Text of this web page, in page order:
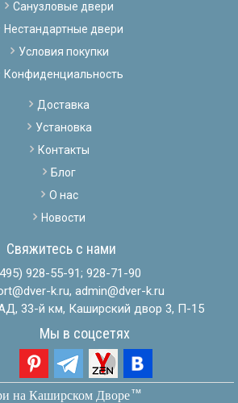
Санузловые двери
Нестандартные двери
Условия покупки
Конфиденциальность
Доставка
Установка
Контакты
Блог
О нас
Новости
Свяжитесь с нами
928-55-91; 928-71-90
k.ru, admin@dver-k.ru
33-й км, Каширский двор 3, П-15
Мы в соцсетях
на Каширском Дворетм